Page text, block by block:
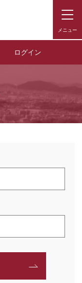
ログイン